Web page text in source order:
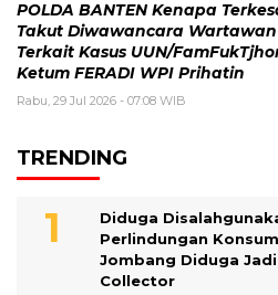
POLDA BANTEN Kenapa
Takut Diwawancara Wartawan
Terkait Kasus UUN/
Ketum FERADI WPI Prihatin
Rabu, 29 Jul 2026 - 07:08 WIB
TRENDING
Diduga
Perlindungan
Jombang Diduga
Collector